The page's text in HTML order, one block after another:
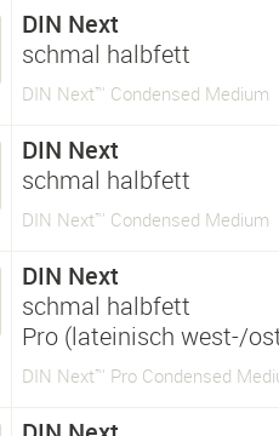
DIN Next
schmal halbfett
DIN Next™ Condensed Medium
DIN Next
schmal halbfett
DIN Next™ Condensed Medium
DIN Next
schmal halbfett
Pro (lateinisch west-/
DIN Next™ Pro Condensed